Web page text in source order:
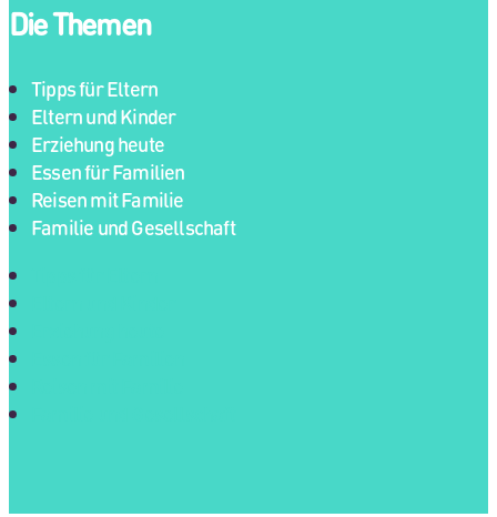
Die Themen
Tipps für Eltern
Eltern und Kinder
Erziehung heute
Essen für Familien
Reisen mit Familie
Familie und Gesellschaft